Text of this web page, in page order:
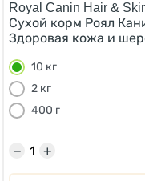
Royal Canin Hair &
Сухой корм Роял
Здоровая кожа и
10 кг
2 кг
400 г
+
−